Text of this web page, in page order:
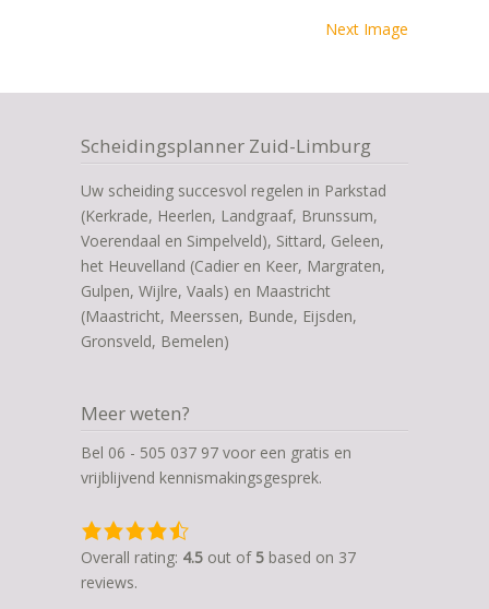
Next Image
Scheidingsplanner Zuid-Limburg
Uw scheiding succesvol regelen in Parkstad
(Kerkrade, Heerlen, Landgraaf, Brunssum,
Voerendaal en Simpelveld), Sittard, Geleen,
het Heuvelland (Cadier en Keer, Margraten,
Gulpen, Wijlre, Vaals) en Maastricht
(Maastricht, Meerssen, Bunde, Eijsden,
Gronsveld, Bemelen)
Meer weten?
Bel 06 - 505 037 97 voor een gratis en
vrijblijvend kennismakingsgesprek.
4,5
rating
based
Overall rating: 4.5 out of 5 based on 37
reviews.